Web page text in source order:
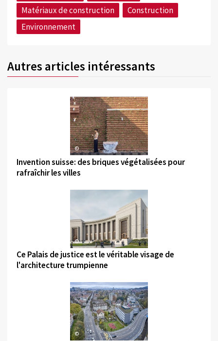
Matériaux de construction
Construction
Environnement
Autres articles intéressants
©
Invention suisse: des briques végétalisées pour
rafraîchir les villes
©
Ce Palais de justice est le véritable visage de
l'architecture trumpienne
©